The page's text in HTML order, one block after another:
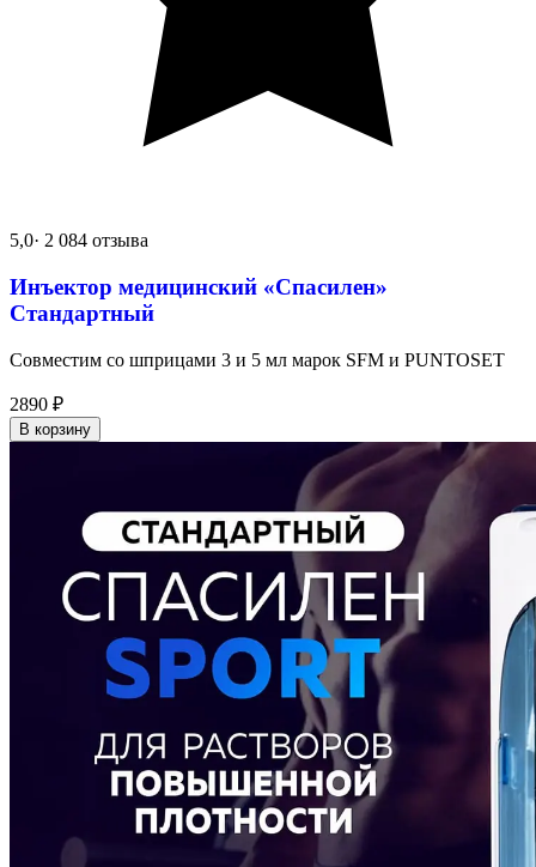
5,0· 2 084 отзыва
Инъектор медицинский «Спасилен»
Стандартный
Совместим со шприцами 3 и 5 мл марок SFM и PUNTOSET
2890 ₽
В корзину